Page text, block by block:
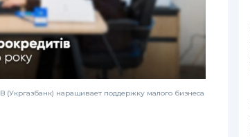
(Укргазбанк) наращивает поддержку малого бизнеса